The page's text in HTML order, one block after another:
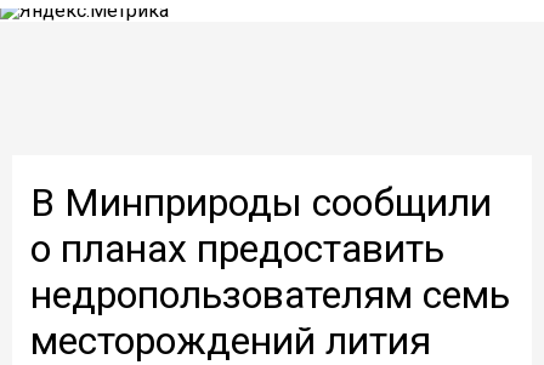
В Минприроды сообщили
о планах предоставить
недропользователям семь
месторождений лития